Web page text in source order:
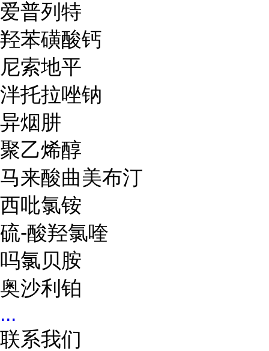
爱普列特
羟苯磺酸钙
尼索地平
泮托拉唑钠
异烟肼
聚乙烯醇
马来酸曲美布汀
西吡氯铵
硫-酸羟氯喹
吗氯贝胺
奥沙利铂
...
联系我们